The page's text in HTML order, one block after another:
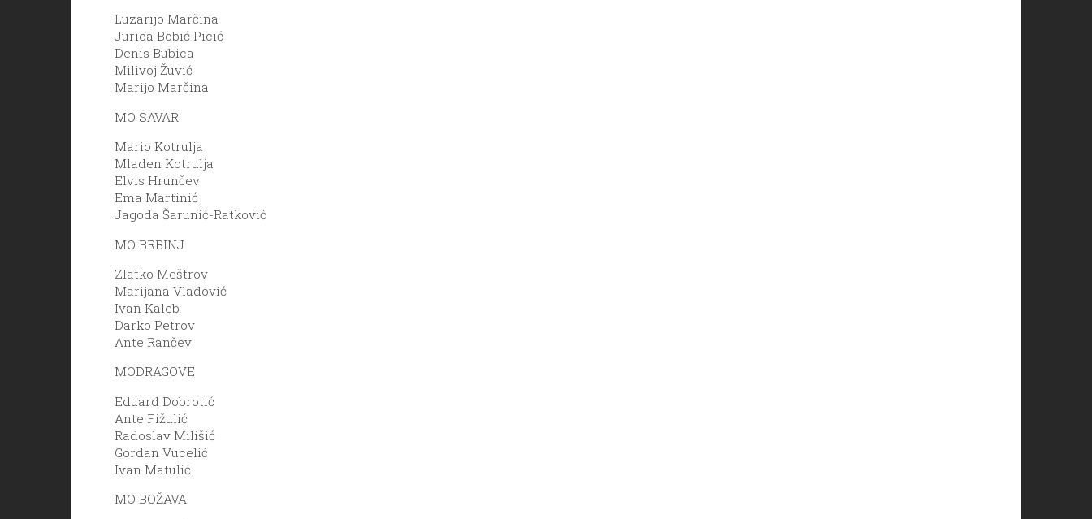
Luzarijo Marčina
Jurica Bobić Picić
Denis Bubica
Milivoj Žuvić
Marijo Marčina
MO SAVAR
Mario Kotrulja
Mladen Kotrulja
Elvis Hrunčev
Ema Martinić
Jagoda Šarunić-Ratković
MO BRBINJ
Zlatko Meštrov
Marijana Vladović
Ivan Kaleb
Darko Petrov
Ante Rančev
MODRAGOVE
Eduard Dobrotić
Ante Fižulić
Radoslav Milišić
Gordan Vucelić
Ivan Matulić
MO BOŽAVA